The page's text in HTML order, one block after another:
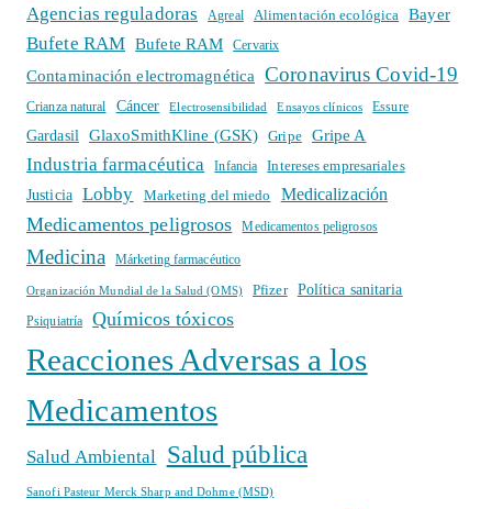
Agencias reguladoras
Agreal Alimentación ecológica Bayer
Bufete RAM Bufete RAM Cervarix
Contaminación electromagnética Coronavirus Covid-19
Crianza natural Cáncer Electrosensibilidad Ensayos clínicos Essure
Gardasil GlaxoSmithKline (GSK) Gripe Gripe A
Industria farmacéutica Infancia
Intereses empresariales
Justicia
Lobby Marketing del miedo Medicalización
Medicamentos peligrosos Medicamentos peligrosos
Medicina Márketing farmacéutico
Organización Mundial de la Salud (OMS) Pfizer Política sanitaria
Psiquiatría Químicos tóxicos
Reacciones Adversas a los
Medicamentos
Salud Ambiental Salud pública
Sanofi Pasteur Merck Sharp and Dohme (MSD)